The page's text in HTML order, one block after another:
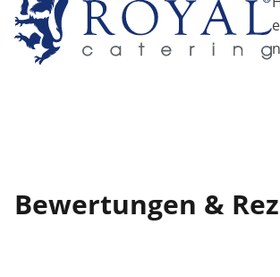
Bewertungen &